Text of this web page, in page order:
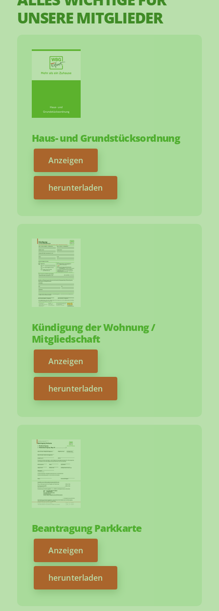
UNSERE MITGLIEDER
Haus- und Grundstücksordnung
Anzeigen
herunterladen
Kündigung der Wohnung /
Mitgliedschaft
Anzeigen
herunterladen
Beantragung Parkkarte
Anzeigen
herunterladen